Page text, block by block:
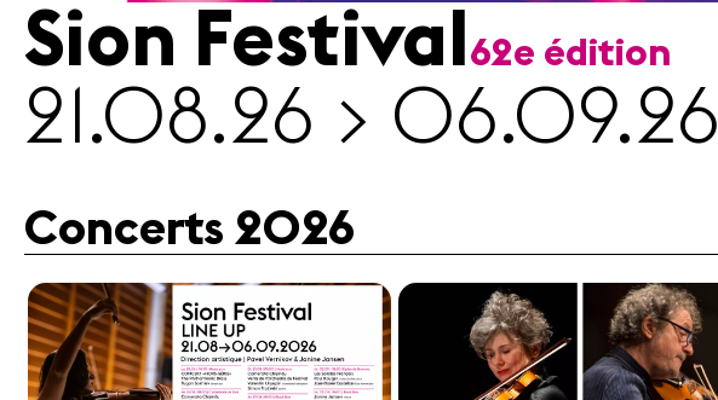
Revue
de
A propos
Mentions
Contact
Sion Festival 62e édition
21.08.26 > 06.09.26
Concerts 2026